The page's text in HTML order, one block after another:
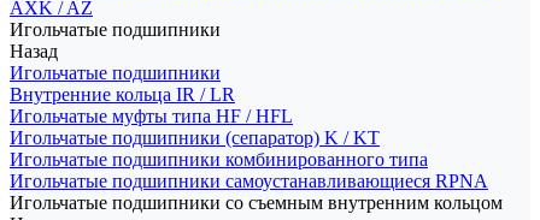
AXK / AZ
Игольчатые подшипники
Назад
Игольчатые подшипники
Внутренние кольца IR / LR
Игольчатые муфты типа HF / HFL
Игольчатые подшипники (сепаратор) K / KT
Игольчатые подшипники комбинированного типа
Игольчатые подшипники самоустанавливающиеся RPNA
Игольчатые подшипники со съемным внутренним кольцом